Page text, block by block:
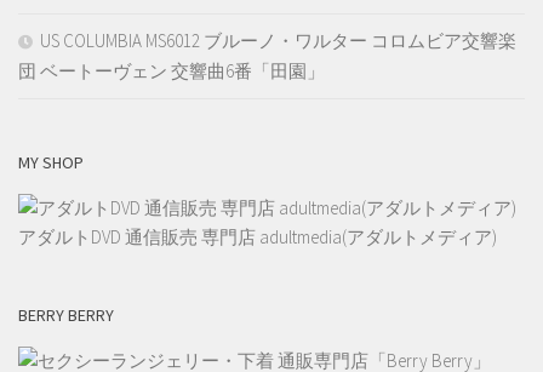
US COLUMBIA MS6012 ブルーノ・ワルター コロムビア交響楽
団 ベートーヴェン 交響曲6番「田園」
MY SHOP
アダルトDVD 通信販売 専門店 adultmedia(アダルトメディア)
BERRY BERRY